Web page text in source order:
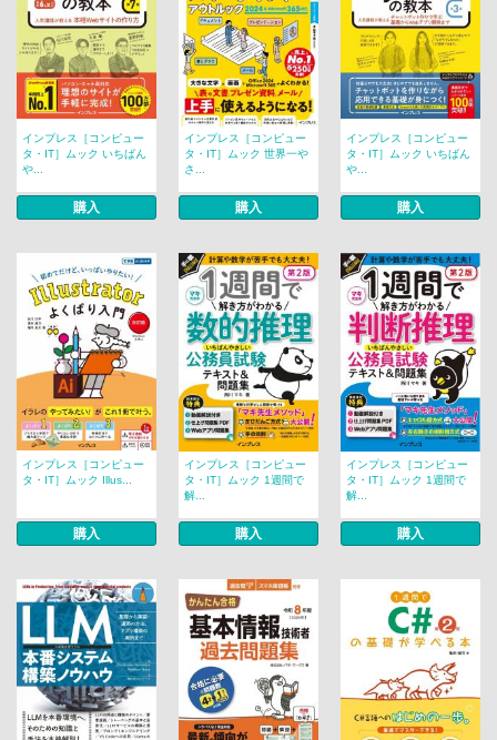
インプレス［コンピュー
タ・IT］ムック いちばん
や...
購入
インプレス［コンピュー
タ・IT］ムック 世界一や
さ...
購入
インプレス［コンピュー
タ・IT］ムック いちばん
や...
購入
インプレス［コンピュー
タ・IT］ムック Illus...
購入
インプレス［コンピュー
タ・IT］ムック 1週間で
解...
購入
インプレス［コンピュー
タ・IT］ムック 1週間で
解...
購入